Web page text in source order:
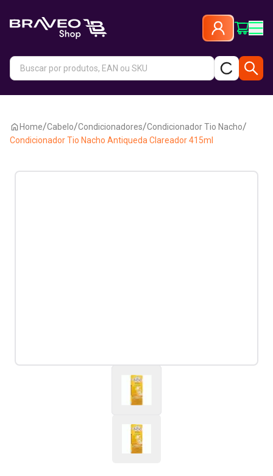
Home/Cabelo/Condicionadores/Condicionador Tio Nacho/
Condicionador Tio Nacho Antiqueda Clareador 415ml